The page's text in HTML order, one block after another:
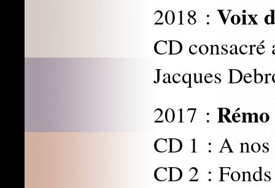
2018 : Voix
CD consacré
Jacques
2017 :
CD 1 : A
CD 2 :